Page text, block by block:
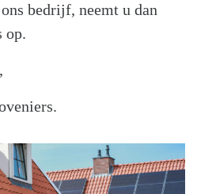
bedrijf, neemt u dan
op.